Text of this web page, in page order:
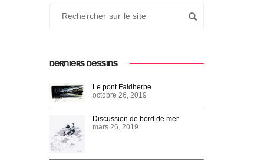
DERNIERS DESSINS
Le pont Faidherbe
octobre 26, 2019
Discussion de bord de mer
mars 26, 2019